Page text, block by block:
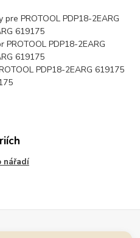
PROTOOL PDP18-2EARG
619175
PDP18-2EARG
619175
PDP18-2EARG 619175
nářadí